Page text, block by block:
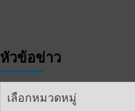
หัวข้อข่าว
หัวข้อ